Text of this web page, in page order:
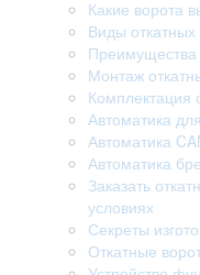
Какие ворота
Виды откатных
Преимущества
Монтаж
Комплектация
Автоматика
Автоматика
Автоматика
Заказать
условиях
Секреты
Откатные